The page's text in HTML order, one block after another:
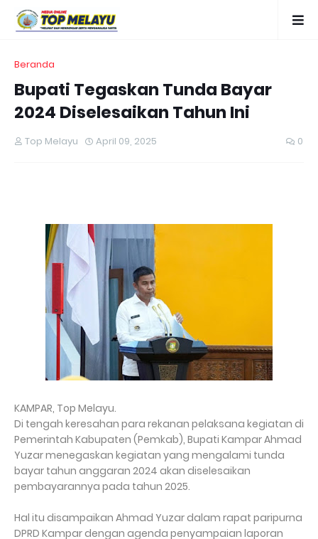
Beranda
Bupati Tegaskan Tunda Bayar
2024 Diselesaikan Tahun Ini
Top Melayu April 09, 2025 0
KAMPAR, Top Melayu.
Di tengah keresahan para rekanan pelaksana kegiatan di
Pemerintah Kabupaten (Pemkab), Bupati Kampar Ahmad
Yuzar menegaskan kegiatan yang mengalami tunda
bayar tahun anggaran 2024 akan diselesaikan
pembayarannya pada tahun 2025.
Hal itu disampaikan Ahmad Yuzar dalam rapat paripurna
DPRD Kampar dengan agenda penyampaian laporan